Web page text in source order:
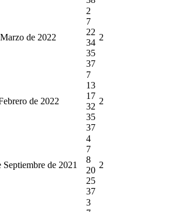
de 2022
2
7
22
34
35
37
2
de 2022
7
13
17
32
35
37
2
de 2021
4
7
8
20
25
37
2
3